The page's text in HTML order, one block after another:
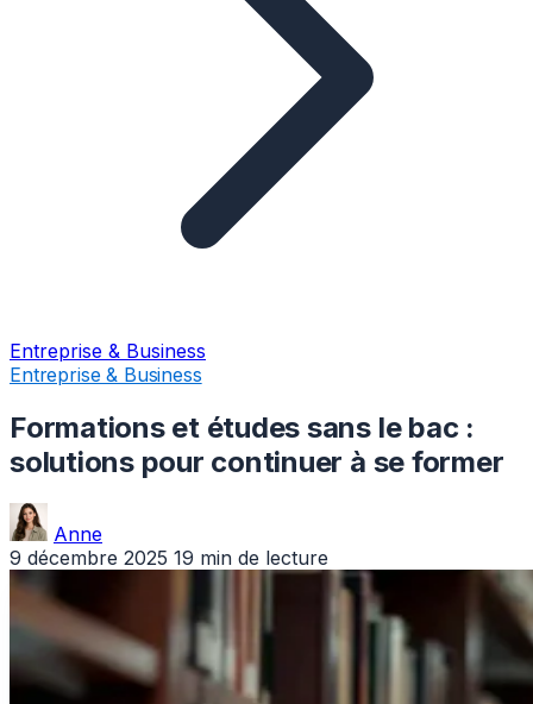
Entreprise & Business
Entreprise & Business
Formations et études sans le bac :
solutions pour continuer à se former
Anne
9 décembre 2025 19 min de lecture